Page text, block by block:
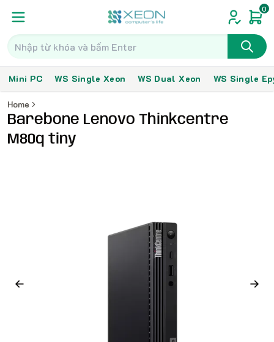
0
Mini PC WS Single Xeon WS Dual Xeon WS Single
Home
Barebone Lenovo Thinkcentre
M80q tiny